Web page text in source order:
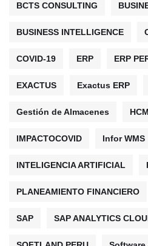
BCTS CONSULTING
BUSINESS INTELLIGENCE
COVID-19 ERP ERP
EXACTUS Exactus ERP
Gestión de Almacenes HCM
IMPACTOCOVID Infor WMS
INTELIGENCIA ARTIFICIAL
PLANEAMIENTO FINANCIERO
SAP SAP ANALYTICS